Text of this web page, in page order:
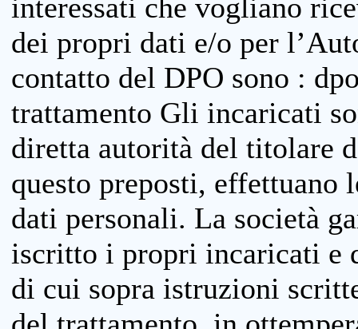
interessati che vogliano
dei propri dati e/o per
contatto del DPO sono :
trattamento Gli incaricati
diretta autorità del titolare
questo preposti, effettuano
dati personali. La società
iscritto i propri incaricati e
di cui sopra istruzioni